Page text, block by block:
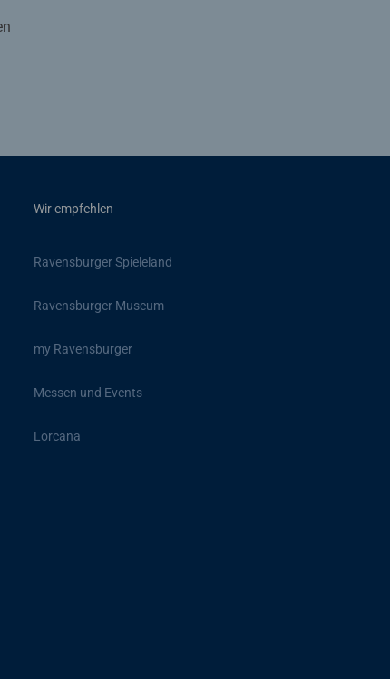
Wir empfehlen
Ravensburger Spieleland
Ravensburger Museum
my Ravensburger
Messen und Events
Lorcana